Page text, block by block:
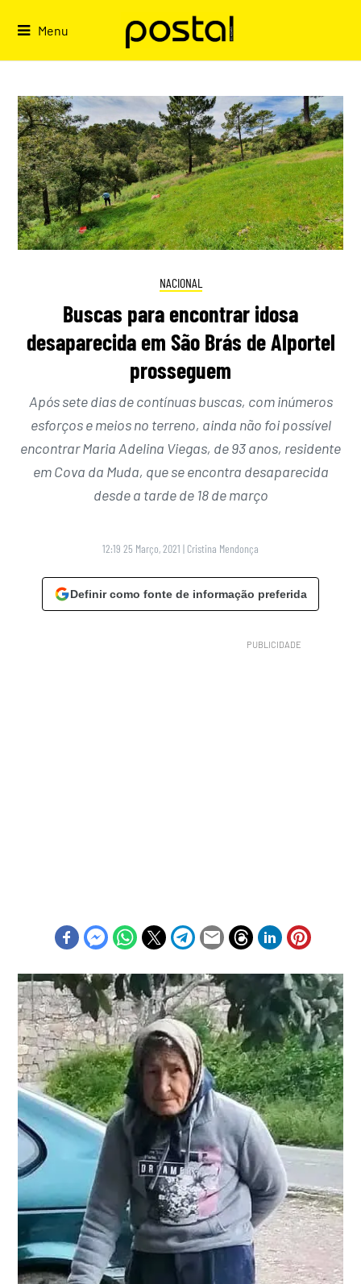
Menu
NACIONAL
Buscas para encontrar idosa
desaparecida em São Brás de Alportel
prosseguem
Após sete dias de contínuas buscas, com inúmeros
esforços e meios no terreno, ainda não foi possível
encontrar Maria Adelina Viegas, de 93 anos, residente
em Cova da Muda, que se encontra desaparecida
desde a tarde de 18 de março
12:19 25 Março, 2021 | Cristina Mendonça
Definir como fonte de informação preferida